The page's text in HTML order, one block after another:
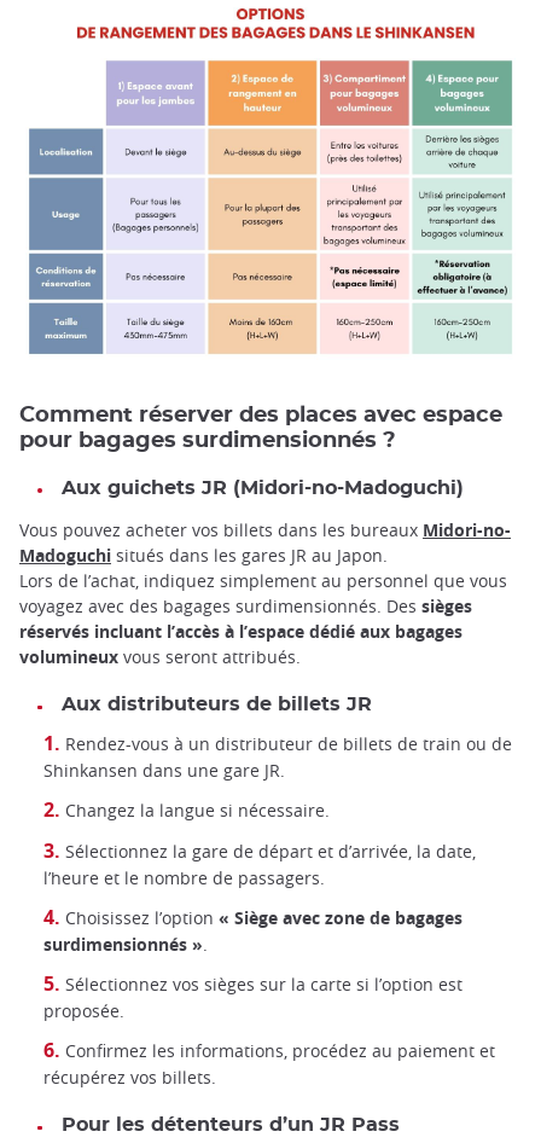
Comment réserver des places avec espace
pour bagages surdimensionnés ?
Aux guichets JR (Midori-no-Madoguchi)
Vous pouvez acheter vos billets dans les bureaux Midori-no-
Madoguchi situés dans les gares JR au Japon.
Lors de l’achat, indiquez simplement au personnel que vous
voyagez avec des bagages surdimensionnés. Des sièges
réservés incluant l’accès à l’espace dédié aux bagages
volumineux vous seront attribués.
Aux distributeurs de billets JR
Rendez-vous à un distributeur de billets de train ou de
Shinkansen dans une gare JR.
Changez la langue si nécessaire.
Sélectionnez la gare de départ et d’arrivée, la date,
l’heure et le nombre de passagers.
Choisissez l’option « Siège avec zone de bagages
surdimensionnés ».
Sélectionnez vos sièges sur la carte si l’option est
proposée.
Confirmez les informations, procédez au paiement et
récupérez vos billets.
Pour les détenteurs d’un JR Pass